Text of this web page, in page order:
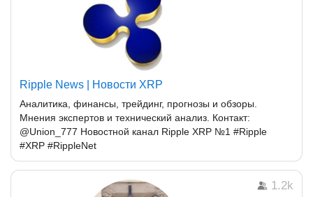
Ripple News | Новости XRP
Аналитика, финансы, трейдинг, прогнозы и обзоры.
Мнения экспертов и технический анализ. Контакт:
@Union_777 Новостной канал Ripple XRP №1 #Ripple
#XRP #RippleNet
1.2k